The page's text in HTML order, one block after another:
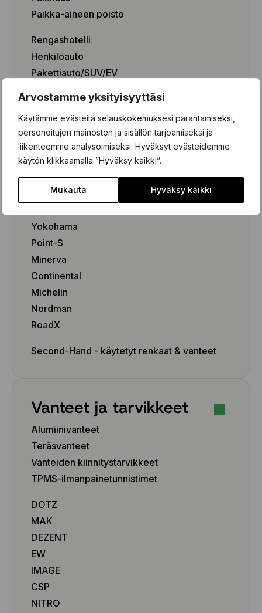
Arvostamme yksityisyyttäsi
Käytämme evästeitä selauskokemuksesi parantamiseksi,
personoitujen mainosten ja sisällön tarjoamiseksi ja
liikenteemme analysoimiseksi. Hyväksyt evästeidemme
käytön klikkaamalla ”Hyväksy kaikki”.
Mukauta Hyväksy kaikki
Paikka-aineen poisto
Rengashotelli
Henkilöauto
Pakettiauto/SUV/EV
Renkaat
Renkaat
Talvirenkaat
Yokohama
Point-S
Minerva
Continental
Michelin
Nordman
RoadX
Second-Hand - käytetyt renkaat & vanteet
Vanteet ja tarvikkeet
Alumiinivanteet
Teräsvanteet
Vanteiden kiinnitystarvikkeet
TPMS-ilmanpainetunnistimet
DOTZ
MAK
DEZENT
EW
IMAGE
CSP
NITRO